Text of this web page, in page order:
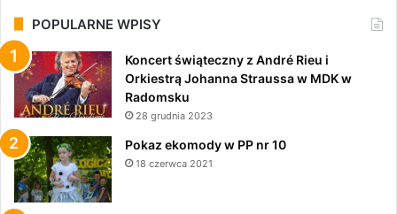
POPULARNE WPISY
Koncert świąteczny z André Rieu i
Orkiestrą Johanna Straussa w MDK w
Radomsku
28 grudnia 2023
Pokaz ekomody w PP nr 10
18 czerwca 2021